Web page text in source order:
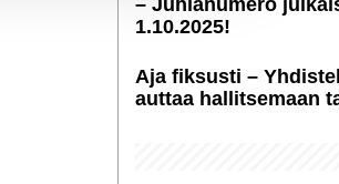
– Juhlanumero
1.10.2025!
Aja fiksusti –
auttaa hallitsemaan